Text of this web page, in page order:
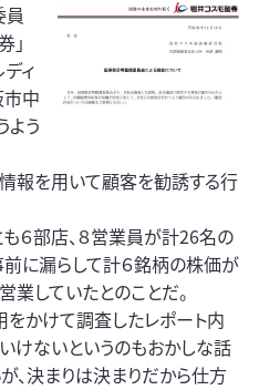
員
」
ィ
市中
よう
情報を用いて顧客を勧誘する行
６部店、８営業員が計26名の
前に漏らして計６銘柄の株価が
していたとのことだ。
をかけて調査したレポート内
けないというのもおかしな話
、決まりは決まりだから仕方